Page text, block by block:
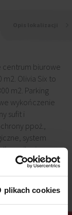
plikach cookies
centrum biurowe
Olivia Six to
m2. Parking
wykończenie
sufit i
ppoż.,
system
zasilania.